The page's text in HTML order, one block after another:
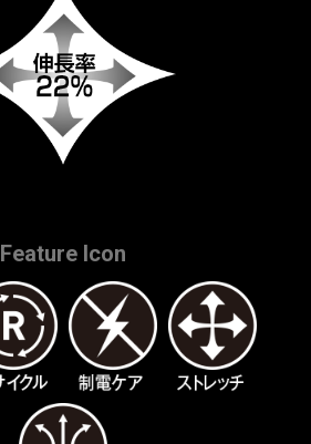
Feature Icon